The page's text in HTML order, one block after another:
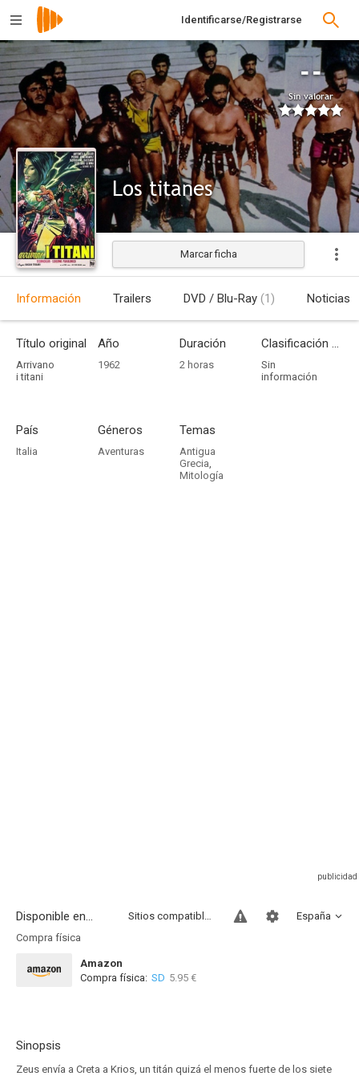
Identificarse/Registrarse
--
Sin valorar
Los titanes
Estrenada
Marcar ficha
Información Trailers DVD / Blu-Ray (1) Noticias
Título original
Arrivano
i titani
Año
1962
Duración
2 horas
Clasificación por edades
Sin
información
País
Italia
Géneros
Aventuras
Temas
Antigua
Grecia,
Mitología
Disponible en... España
Sitios compatibles
Compra física
Amazon
Compra física: SD 5.95 €
Sinopsis
Zeus envía a Creta a Krios, un titán quizá el menos fuerte de los siete